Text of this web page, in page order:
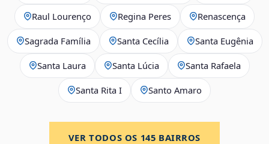
Raul Lourenço Regina Peres Renascença
Sagrada Família Santa Cecília Santa Eugênia
Santa Laura Santa Lúcia Santa Rafaela
Santa Rita I Santo Amaro
VER TODOS OS 145 BAIRROS